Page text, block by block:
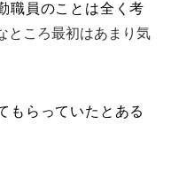
職員のことは全く考
ところ最初はあまり気
もらっていたとある